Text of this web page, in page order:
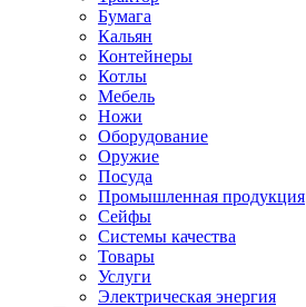
Бумага
Кальян
Контейнеры
Котлы
Мебель
Ножи
Оборудование
Оружие
Посуда
Промышленная продукция
Сейфы
Системы качества
Товары
Услуги
Электрическая энергия